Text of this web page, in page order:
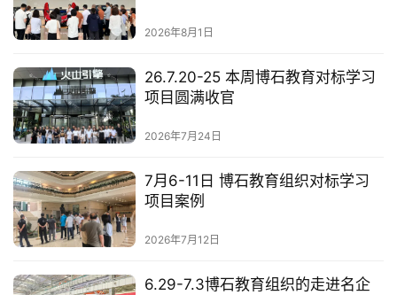
2026年8月1日
26.7.20-25 本周博石教育对标学习
项目圆满收官
2026年7月24日
7月6-11日 博石教育组织对标学习
项目案例
2026年7月12日
6.29-7.3博石教育组织的走进名企